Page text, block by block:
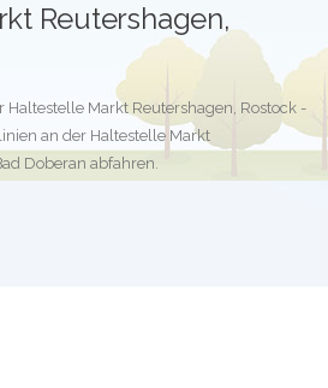
Reutershagen,
Markt Reutershagen, Rostock -
an der Haltestelle Markt
Doberan abfahren.